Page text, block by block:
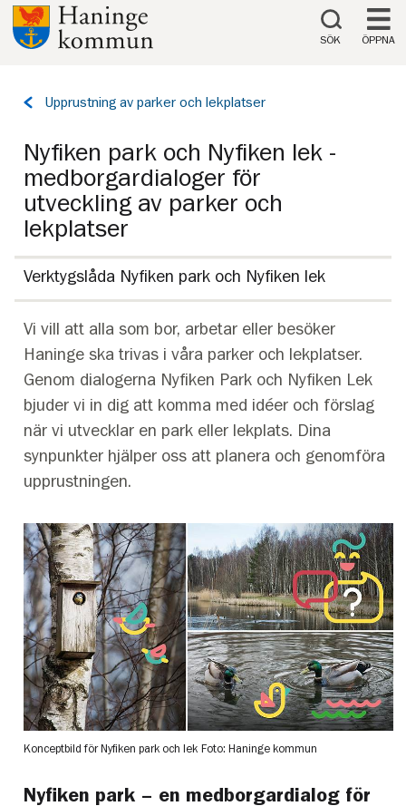
Till innehåll på sidan
SÖK ÖPPNA
Tillbaka
Upprustning av parker och lekplatser
Nyfiken park och Nyfiken lek -
medborgardialoger för
utveckling av parker och
lekplatser
Verktygslåda Nyfiken park och Nyfiken lek
Vi vill att alla som bor, arbetar eller besöker
Haninge ska trivas i våra parker och lekplatser.
Genom dialogerna Nyfiken Park och Nyfiken Lek
bjuder vi in dig att komma med idéer och förslag
när vi utvecklar en park eller lekplats. Dina
synpunkter hjälper oss att planera och genomföra
upprustningen.
Konceptbild för Nyfiken park och lek Foto: Haninge kommun
Nyfiken park – en medborgardialog för